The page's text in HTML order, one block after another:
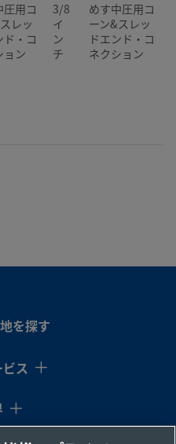
圧用コ
レッ
ド・コ
ョン
3/8
イ
ン
チ
めす中圧用コ
ーン&スレッ
ドエンド・コ
ネクション
を探す
ス